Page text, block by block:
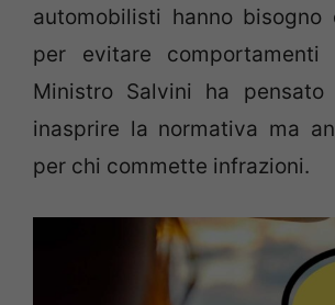
automobilisti hanno bisogno
per evitare comportamenti
Ministro Salvini ha
inasprire la normativa ma
per chi commette infrazioni.